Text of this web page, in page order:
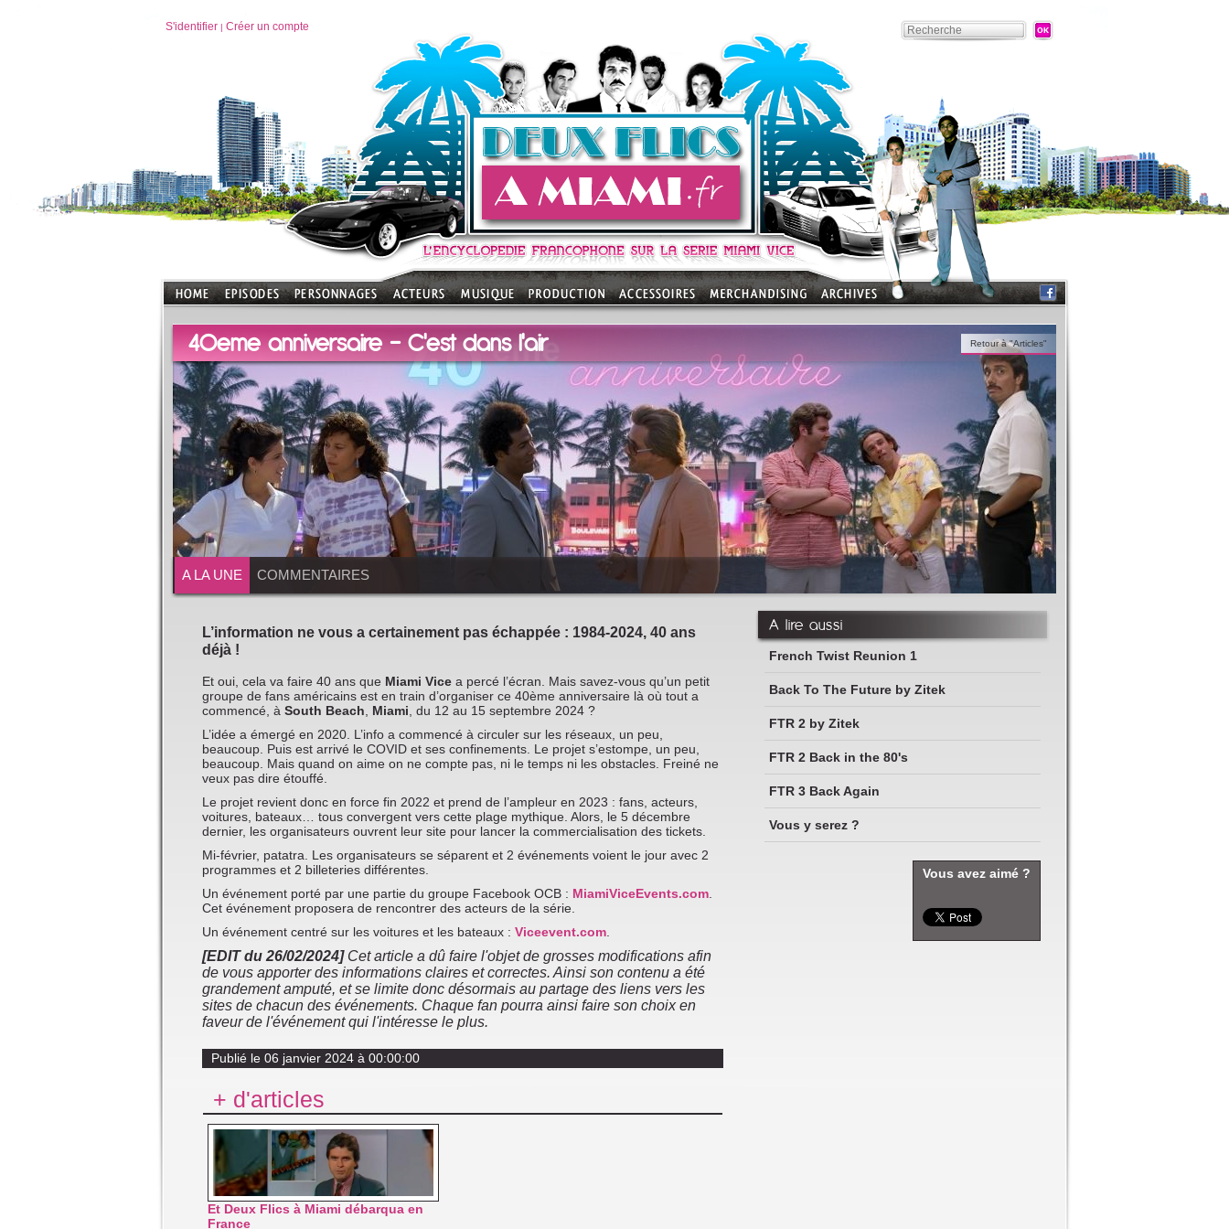
S'identifier | Créer un compte
40eme anniversaire - C'est dans l'air Retour à "Articles"
A LA UNE COMMENTAIRES
L’information ne vous a certainement pas échappée : 1984-2024, 40 ans
déjà !
Et oui, cela va faire 40 ans que Miami Vice a percé l’écran. Mais savez-vous qu’un petit
groupe de fans américains est en train d’organiser ce 40ème anniversaire là où tout a
commencé, à South Beach Miami , du 12 au 15 septembre 2024 ?
L’idée a émergé en 2020. L’info a commencé à circuler sur les réseaux, un peu,
beaucoup. Puis est arrivé le COVID et ses confinements. Le projet s’estompe, un peu,
beaucoup. Mais quand on aime on ne compte pas, ni le temps ni les obstacles. Freiné ne
veux pas dire étouffé.
Le projet revient donc en force fin 2022 et prend de l’ampleur en 2023 : fans, acteurs,
voitures, bateaux… tous convergent vers cette plage mythique. Alors, le 5 décembre
dernier, les organisateurs ouvrent leur site pour lancer la commercialisation des tickets.
Mi-février, patatra. Les organisateurs se séparent et 2 événements voient le jour avec 2
programmes et 2 billeteries différentes.
Un événement porté par une partie du groupe Facebook OCB : MiamiViceEvents.com
Cet événement proposera de rencontrer des acteurs de la série.
Un événement centré sur les voitures et les bateaux : Viceevent.com
[EDIT du 26/02/2024]Cet article a dû faire l'objet de grosses modifications afin
de vous apporter des informations claires et correctes. Ainsi son contenu a été
grandement amputé, et se limite donc désormais au partage des liens vers les
sites de chacun des événements. Chaque fan pourra ainsi faire son choix en
faveur de l'événement qui l'intéresse le plus.
Publié le 06 janvier 2024 à 00:00:00
+ d'articles
Et Deux Flics à Miami débarqua en
France
A lire aussi
French Twist Reunion 1
Back To The Future by Zitek
FTR 2 by Zitek
FTR 2 Back in the 80's
FTR 3 Back Again
Vous y serez ?
Vous avez aimé ?